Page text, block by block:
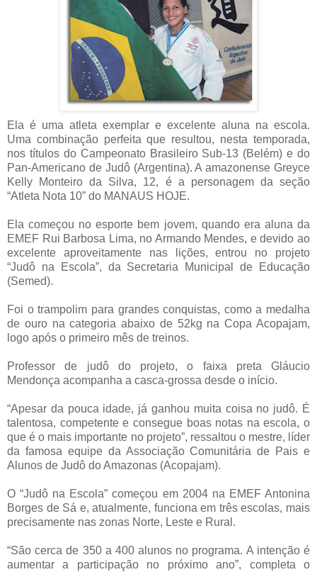
Ela é uma atleta exemplar e excelente aluna na escola.
Uma combinação perfeita que resultou, nesta temporada,
nos títulos do Campeonato Brasileiro Sub-13 (Belém) e do
Pan-Americano de Judô (Argentina). A amazonense Greyce
Kelly Monteiro da Silva, 12, é a personagem da seção
“Atleta Nota 10” do MANAUS HOJE.
Ela começou no esporte bem jovem, quando era aluna da
EMEF Rui Barbosa Lima, no Armando Mendes, e devido ao
excelente aproveitamente nas lições, entrou no projeto
“Judô na Escola”, da Secretaria Municipal de Educação
(Semed).
Foi o trampolim para grandes conquistas, como a medalha
de ouro na categoria abaixo de 52kg na Copa Acopajam,
logo após o primeiro mês de treinos.
Professor de judô do projeto, o faixa preta Gláucio
Mendonça acompanha a casca-grossa desde o início.
“Apesar da pouca idade, já ganhou muita coisa no judô. É
talentosa, competente e consegue boas notas na escola, o
que é o mais importante no projeto”, ressaltou o mestre, líder
da famosa equipe da Associação Comunitária de Pais e
Alunos de Judô do Amazonas (Acopajam).
O “Judô na Escola” começou em 2004 na EMEF Antonina
Borges de Sá e, atualmente, funciona em três escolas, mais
precisamente nas zonas Norte, Leste e Rural.
“São cerca de 350 a 400 alunos no programa. A intenção é
aumentar a participação no próximo ano”, completa o